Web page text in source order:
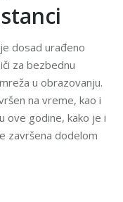
dosad urađeno
za bezbednu
u obrazovanju.
na vreme, kao i
ove godine, kako je i
završena dodelom